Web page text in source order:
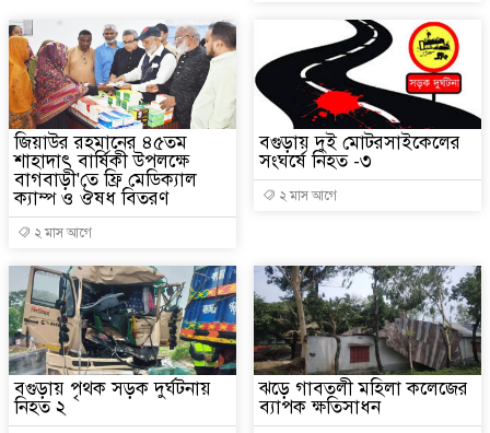
জিয়াউর রহমানের ৪৫তম
শাহাদাৎ বার্ষিকী উপলক্ষে
বাগবাড়ী'তে ফ্রি মেডিক্যাল
ক্যাম্প ও ঔষধ বিতরণ
২ মাস আগে
বগুড়ায় দুই মোটরসাইকেলের
সংঘর্ষে নিহত -৩
২ মাস আগে
বগুড়ায় পৃথক সড়ক দুর্ঘটনায়
নিহত ২
ঝড়ে গাবতলী মহিলা কলেজের
ব্যাপক ক্ষতিসাধন